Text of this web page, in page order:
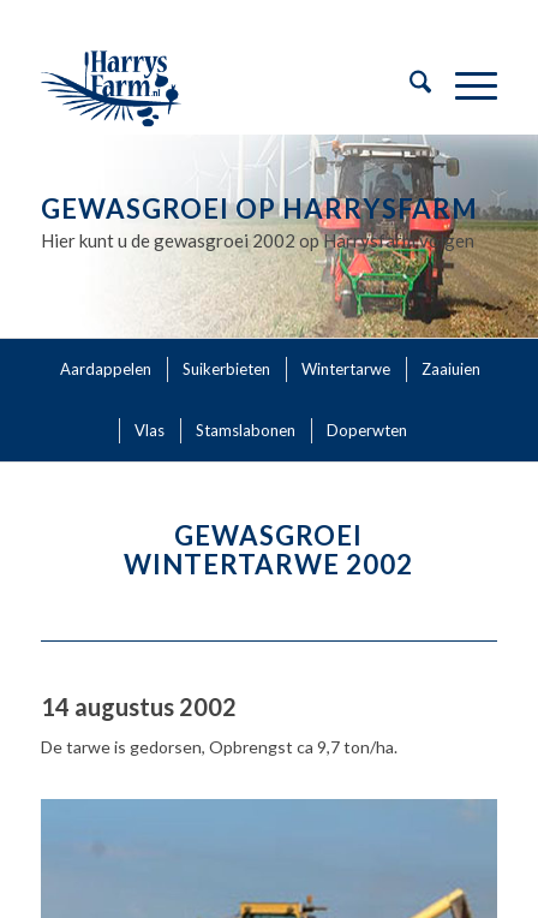
GEWASGROEI OP HARRYSFARM
Hier kunt u de gewasgroei 2002 op Harrysfarm volgen
Aardappelen Suikerbieten Wintertarwe Zaaiuien
Vlas Stamslabonen Doperwten
GEWASGROEI
WINTERTARWE 2002
14 augustus 2002
De tarwe is gedorsen, Opbrengst ca 9,7 ton/ha.